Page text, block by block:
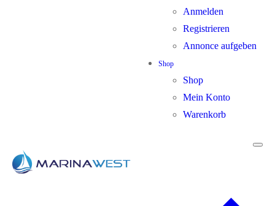
Anmelden
Registrieren
Annonce aufgeben
Shop
Shop
Mein Konto
Warenkorb